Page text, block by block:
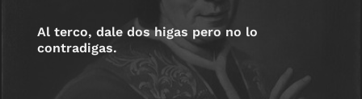
Al terco, dale dos higas pero no lo
contradigas.